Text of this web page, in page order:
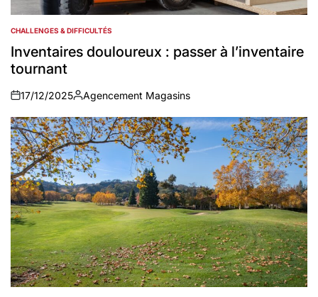
POSTED
IN
CHALLENGES & DIFFICULTÉS
Inventaires douloureux : passer à l’inventaire
tournant
on
17/12/2025
Auteur
Agencement Magasins